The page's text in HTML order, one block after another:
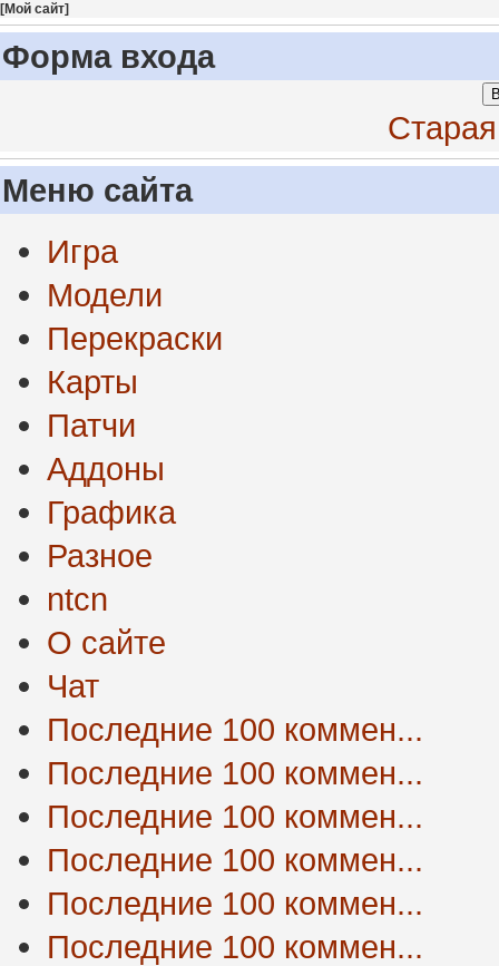
[Мой сайт]
Форма входа
Меню сайта
Игра
Модели
Перекраски
Карты
Патчи
Аддоны
Графика
Разное
ntcn
О сайте
Чат
Последние 100 коммен...
Последние 100 коммен...
Последние 100 коммен...
Последние 100 коммен...
Последние 100 коммен...
Последние 100 коммен...